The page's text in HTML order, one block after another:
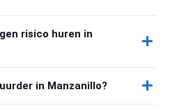
risico huren in
in Manzanillo?